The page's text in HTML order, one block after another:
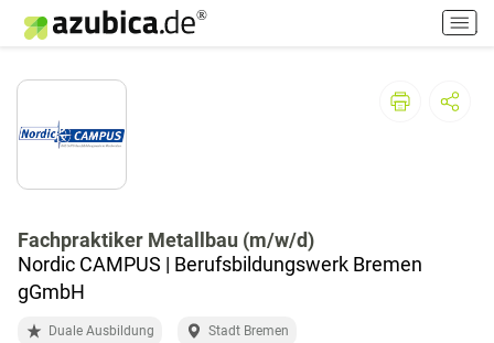
H
a
p
Fachpraktiker Metallbau (m/w/d)
Nordic CAMPUS | Berufsbildungswerk Bremen
gGmbH
Duale Ausbildung Stadt Bremen